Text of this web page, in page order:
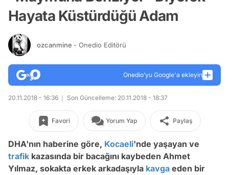
Hayata Küstürdüğü Adam
ozcanmine - Onedio Editörü
Onedio’yu Google'a ekleyin
20.11.2018 - 16:36 Son Güncelleme: 20.11.2018 - 18:37
Favori Yorum Yap Paylaş
DHA'nın haberine göre, Kocaeli'nde yaşayan ve
trafik kazasında bir bacağını kaybeden Ahmet
Yılmaz, sokakta erkek arkadaşıyla kavga eden bir